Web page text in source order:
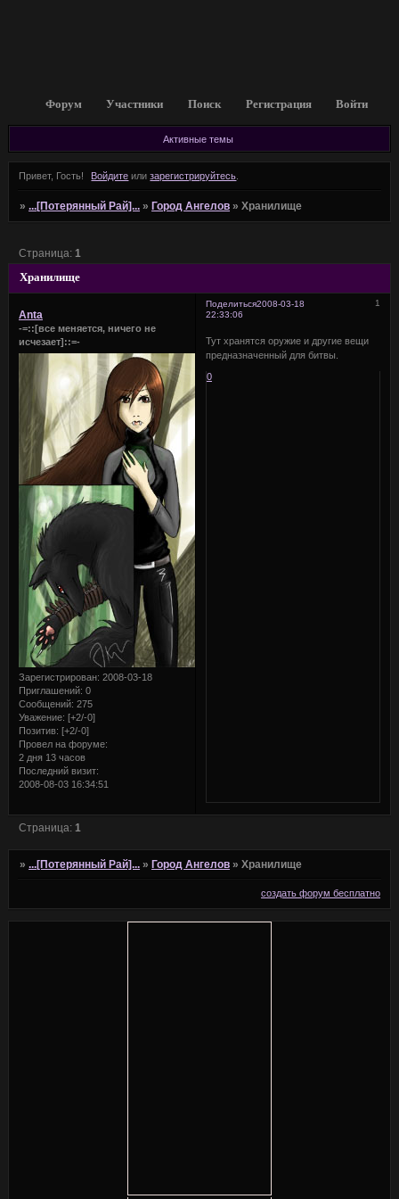
Форум Участники Поиск Регистрация Войти
Активные темы
Привет, Гость! Войдите илизарегистрируйтесь
»...[Потерянный Рай]... » Город Ангелов »Хранилище
Хранилище
Страница:1
Поделиться 1
2008-03-18
22:33:06
Anta
-=::[все меняется, ничего не
исчезает]::=-
Зарегистрирован: 2008-03-18
Приглашений: 0
Сообщений: 275
Уважение: [+2/-0]
Позитив: [+2/-0]
Провел на форуме:
2 дня 13 часов
Последний визит:
2008-08-03 16:34:51
Тут хранятся оружие и другие вещи
предназначенный для битвы.
0
Страница: 1
»...[Потерянный Рай]... » Город Ангелов »Хранилище
создать форум бесплатно